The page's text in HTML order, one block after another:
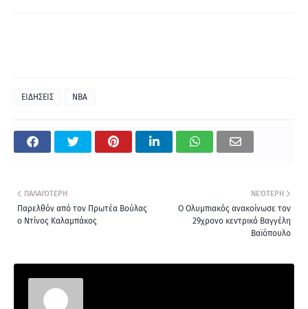
ΕΙΔΗΣΕΙΣ NBA
ΝΕΌΤΕΡΗ
Ο Ολυμπιακός ανακοίνωσε τον
29χρονο κεντρικό Βαγγέλη
Βαϊόπουλο
ΠΑΛΑΙΌΤΕΡΗ
Παρελθόν από τον Πρωτέα Βούλας
ο Ντίνος Καλαμπάκος